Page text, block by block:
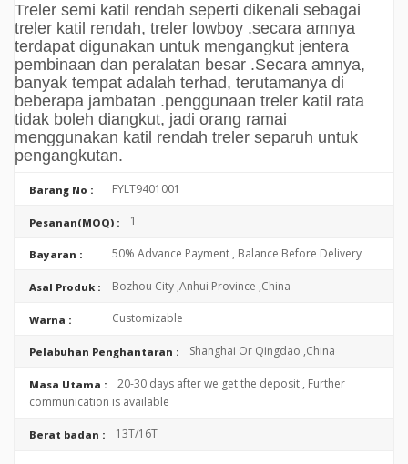
Treler semi katil rendah seperti dikenali sebagai
treler katil rendah, treler lowboy .secara amnya
terdapat digunakan untuk mengangkut jentera
pembinaan dan peralatan besar .Secara amnya,
banyak tempat adalah terhad, terutamanya di
beberapa jambatan .penggunaan treler katil rata
tidak boleh diangkut, jadi orang ramai
menggunakan katil rendah treler separuh untuk
pengangkutan.
Barang No : FYLT9401001
Pesanan(MOQ) : 1
Bayaran : 50% Advance Payment , Balance Before Delivery
Asal Produk : Bozhou City ,Anhui Province ,China
Warna : Customizable
Pelabuhan Penghantaran : Shanghai Or Qingdao ,China
Masa Utama :
20-30 days after we get the deposit , Further
communication is available
Berat badan : 13T/16T